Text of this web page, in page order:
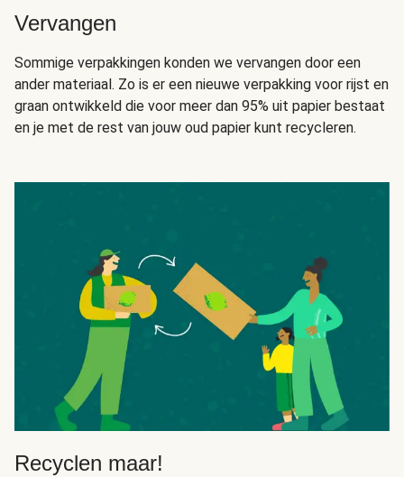
Vervangen
Sommige verpakkingen konden we vervangen door een
ander materiaal. Zo is er een nieuwe verpakking voor rijst en
graan ontwikkeld die voor meer dan 95% uit papier bestaat
en je met de rest van jouw oud papier kunt recycleren.
Recyclen maar!